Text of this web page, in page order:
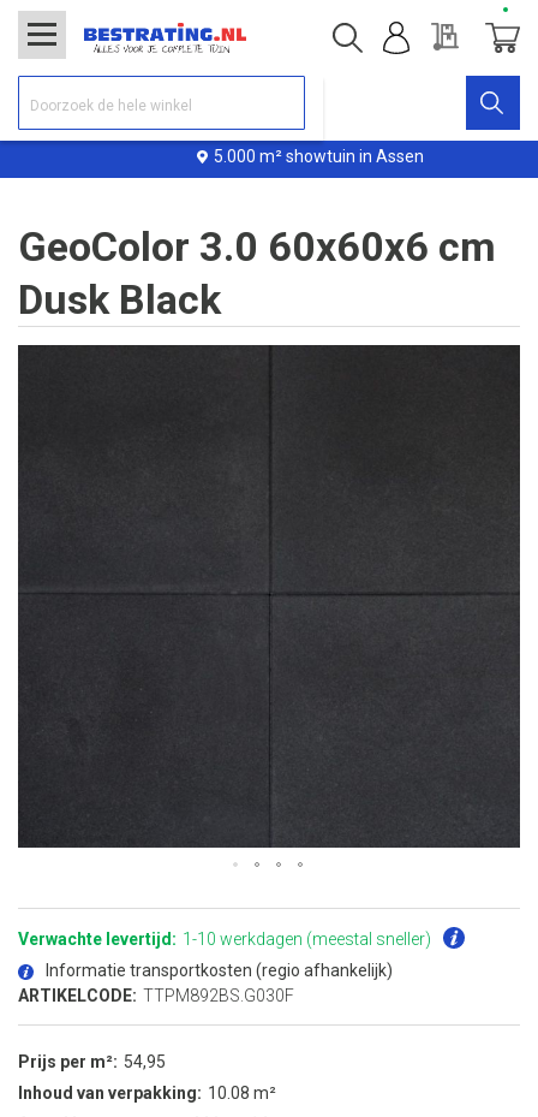
5.000 m² showtuin in Assen
Offerte
GeoColor 3.0 60x60x6 cm
Dusk Black
naar
begin
de
afbeeldingen-
Verwachte levertijd: 1-10 werkdagen (meestal sneller)
Informatie transportkosten (regio afhankelijk)
ARTIKELCODE: TTPM892BS.G030F
Prijs per m²
54,95
Inhoud van verpakking
10.08 m²